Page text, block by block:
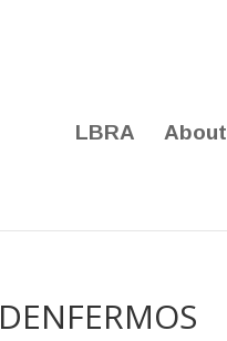
LBRA About
DENFERMOS